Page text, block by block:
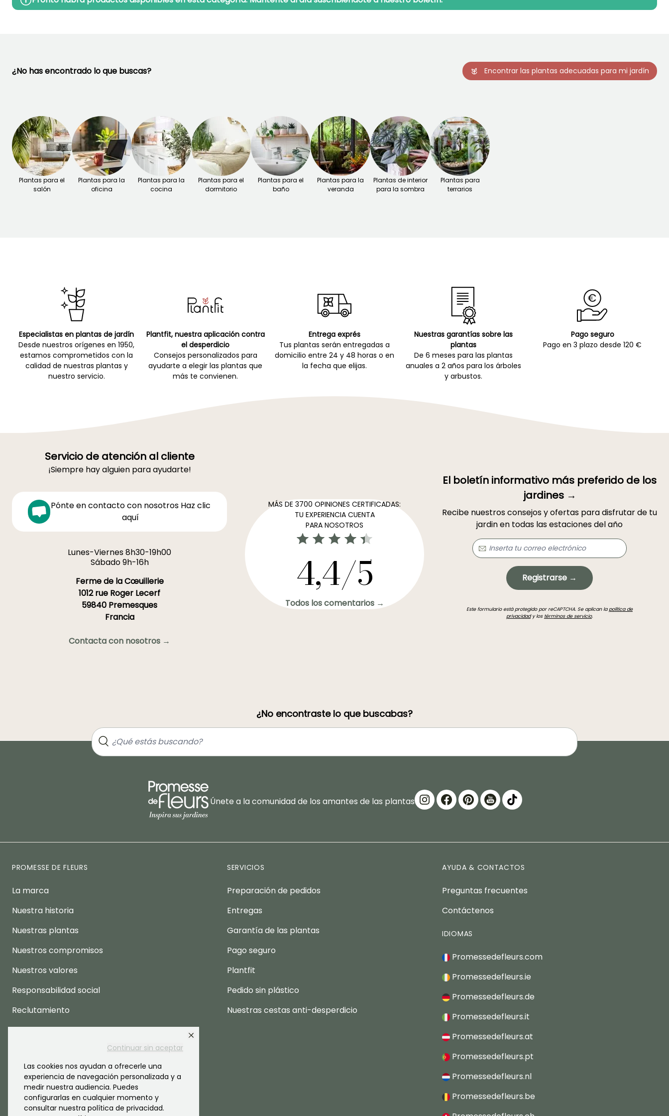
Continuar sin aceptar
Las cookies nos ayudan a ofrecerle una
experiencia de navegación personalizada y a
medir nuestra audiencia. Puedes
configurarlas en cualquier momento y
consultar nuestra política de privacidad.
¿No has encontrado lo que buscas? Encontrar las plantas adecuadas para mi jardín
Plantas para el
salón
Plantas para la
oficina
Plantas para la
cocina
Plantas para el
dormitorio
Plantas para el
baño
Plantas para la
veranda
Plantas de interior
para la sombra
Plantas para
terrarios
Especialistas en plantas de jardín
Desde nuestros orígenes en 1950,
estamos comprometidos con la
calidad de nuestras plantas y
nuestro servicio.
Plantfit, nuestra aplicación contra
el desperdicio
Consejos personalizados para
ayudarte a elegir las plantas que
más te convienen.
Entrega exprés
Tus plantas serán entregadas a
domicilio entre 24 y 48 horas o en
la fecha que elijas.
Nuestras garantías sobre las
plantas
De 6 meses para las plantas
anuales a 2 años para los árboles
y arbustos.
Pago seguro
Pago en 3 plazo desde 120 €
Servicio de atención al cliente
¡Siempre hay alguien para ayudarte!
Pónte en contacto con nosotros Haz clic
aquí
Lunes-Viernes 8h30-19h00
Sábado 9h-16h
Ferme de la Cœuillerie
1012 rue Roger Lecerf
59840 Premesques
Francia
Contacta con nosotros →
MÁS DE 3700 OPINIONES CERTIFICADAS:
TU EXPERIENCIA CUENTA
PARA NOSOTROS
4,4/5
Todos los comentarios →
El boletín informativo más preferido de los
jardines →
Recibe nuestros consejos y ofertas para disfrutar de tu
jardin en todas las estaciones del año
Registrarse →
Este formulario está protegido por reCAPTCHA. Se aplican lapolítica de
privacidady los términos de servicio.
¿No encontraste lo que buscabas?
Únete a la comunidad de los amantes de las plantas
PROMESSE DE FLEURS
La marca
Nuestra historia
Nuestras plantas
Nuestros compromisos
Nuestros valores
Responsabilidad social
Reclutamiento
Espacio prensa
SERVICIOS
Preparación de pedidos
Entregas
Garantía de las plantas
Pago seguro
Plantfit
Pedido sin plástico
Nuestras cestas anti-desperdicio
AYUDA & CONTACTOS
Preguntas frecuentes
Contáctenos
IDIOMAS
Promessedefleurs.com
Promessedefleurs.ie
Promessedefleurs.de
Promessedefleurs.it
Promessedefleurs.at
Promessedefleurs.pt
Promessedefleurs.nl
Promessedefleurs.be